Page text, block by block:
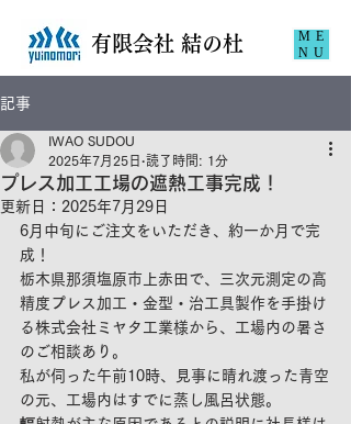
​有限会社 結の杜
ME
NU
記事
プレス加工工場の遮熱工事完成！
IWAO SUDOU
2025年7月25日 読了時間: 1分
更新日： 2025年7月29日
6月中旬にご注文をいただき、約一か月で完
成！
栃木県那須塩原市上赤田で、三次元測定の高
精度プレス加工・金型・治工具製作を手掛け
る株式会社ミヤタ工業様から、工場内の暑さ
のご相談あり。
私が伺った午前10時、見事に晴れ渡った青空
の元、工場内はすでに蒸し風呂状態。